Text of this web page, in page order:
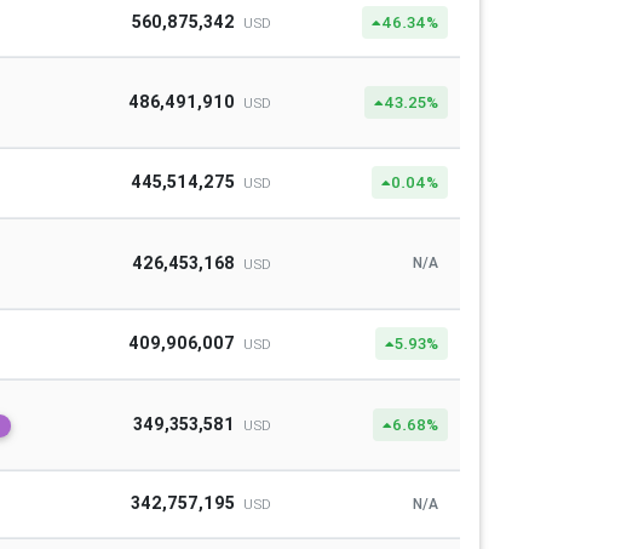
560,875,342 USD 46.34%
486,491,910 USD 43.25%
445,514,275 USD 0.04%
426,453,168 USD N/A
409,906,007 USD 5.93%
349,353,581 USD 6.68%
342,757,195 USD N/A